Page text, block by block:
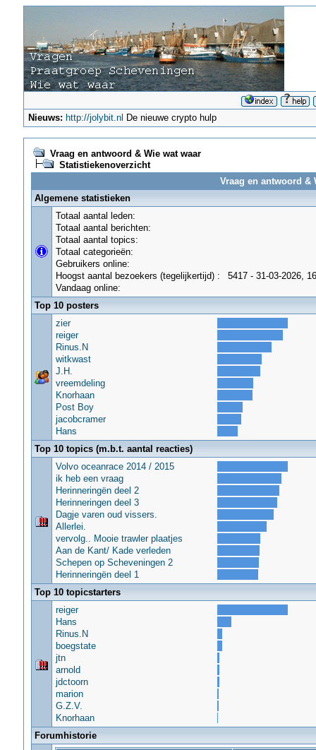
Nieuws: http://jolybit.nl De nieuwe crypto hulp
Vraag en antwoord & Wie wat waar
Statistiekenoverzicht
Vraag en antwoord &
Algemene statistieken
Totaal aantal leden:
Totaal aantal berichten:
Totaal aantal topics:
Totaal categorieën:
Gebruikers online:
Hoogst aantal bezoekers (tegelijkertijd) :
5417 - 31-03-2026,
Vandaag online:
Top 10 posters
zier
reiger
Rinus.N
witkwast
J.H.
vreemdeling
Knorhaan
Post Boy
jacobcramer
Hans
Top 10 topics (m.b.t. aantal reacties)
Volvo oceanrace 2014 / 2015
ik heb een vraag
Herinneringën deel 2
Herinneringen deel 3
Dagje varen oud vissers.
Allerlei.
vervolg.. Mooie trawler plaatjes
Aan de Kant/ Kade verleden
Schepen op Scheveningen 2
Herinneringën deel 1
Top 10 topicstarters
reiger
Hans
Rinus.N
boegstate
jtn
arnold
jdctoorn
marion
G.Z.V.
Knorhaan
Forumhistorie